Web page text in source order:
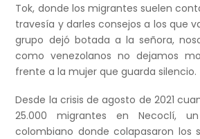
Tok, donde los migrantes suelen
travesía y darles consejos a los que
grupo dejó botada a la señora,
como venezolanos no dejamos
frente a la mujer que guarda silencio.
Desde la crisis de agosto de 2021
25.000 migrantes en Necoclí,
colombiano donde colapasaron los